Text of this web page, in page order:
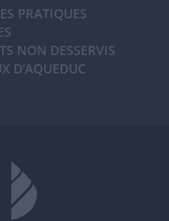
PRATIQUES
NON DESSERVIS
D’AQUEDUC